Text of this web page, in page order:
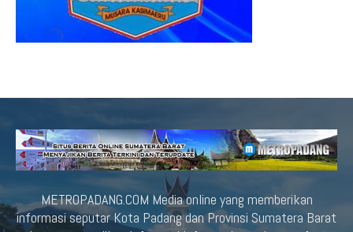
METROPADANG.COM Media online yang memberikan
informasi seputar Kota Padang dan Provinsi Sumatera Barat